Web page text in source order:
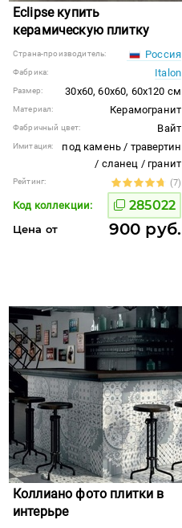
Eclipse купить
керамическую плитку
Страна-производитель: Россия
Фабрика: Italon
Размер: 30x60, 60x60, 60x120 см
Материал: Керамогранит
Фабричный цвет: Вайт
Имитация:
под камень / травертин
/ сланец / гранит
Рейтинг: (7)
Код коллекции: 285022
Цена от 900 руб.
Коллиано фото плитки в
интерьре